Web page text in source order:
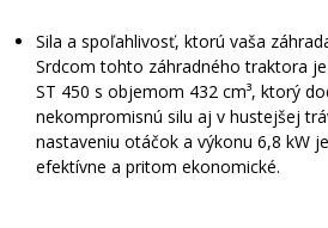
Sila a spoľahlivosť, ktorú vaša
Srdcom tohto záhradného traktora
ST 450 s objemom 432 cm³, ktorý
nekompromisnú silu aj v hustejšej
nastaveniu otáčok a výkonu 6,8 kW
efektívne a pritom ekonomické.